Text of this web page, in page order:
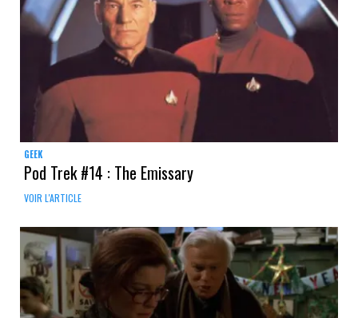
GEEK
Pod Trek #14 : The Emissary
VOIR L'ARTICLE